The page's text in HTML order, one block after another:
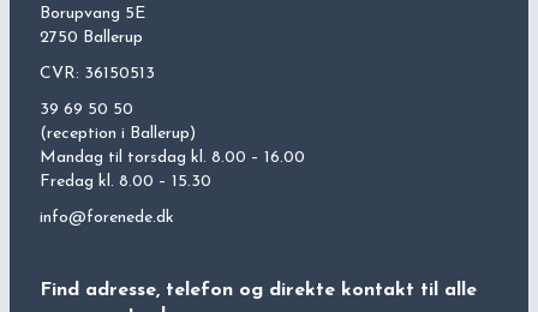
Borupvang 5E
2750 Ballerup
CVR: 36150513
39 69 50 50
(reception i Ballerup)
Mandag til torsdag kl. 8.00 – 16.00
Fredag kl. 8.00 – 15.30
info@forenede.dk
Find adresse, telefon og direkte kontakt til alle